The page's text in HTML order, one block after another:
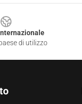
di utilizzo